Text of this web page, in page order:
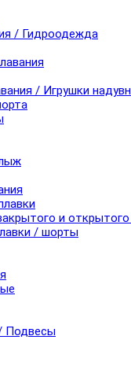
/ Гидроодежда
/ Игрушки
и
/ шорты
Подвесы